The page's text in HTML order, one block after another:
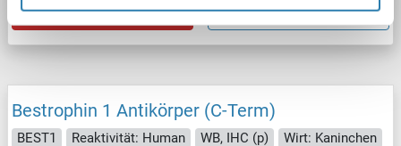
Datenblatt Details
Bestrophin 1 Antikörper (C-Term)
BEST1 Reaktivität: Human WB, IHC (p)
Wirt: Kaninchen